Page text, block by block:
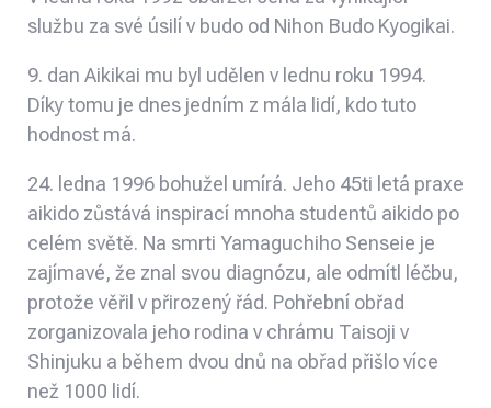
službu za své úsilí v budo od Nihon Budo Kyogikai.
9. dan Aikikai mu byl udělen v lednu roku 1994.
Díky tomu je dnes jedním z mála lidí, kdo tuto
hodnost má.
24. ledna 1996 bohužel umírá. Jeho 45ti letá praxe
aikido zůstává inspirací mnoha studentů aikido po
celém světě. Na smrti Yamaguchiho Senseie je
zajímavé, že znal svou diagnózu, ale odmítl léčbu,
protože věřil v přirozený řád. Pohřební obřad
zorganizovala jeho rodina v chrámu Taisoji v
Shinjuku a během dvou dnů na obřad přišlo více
než 1000 lidí.